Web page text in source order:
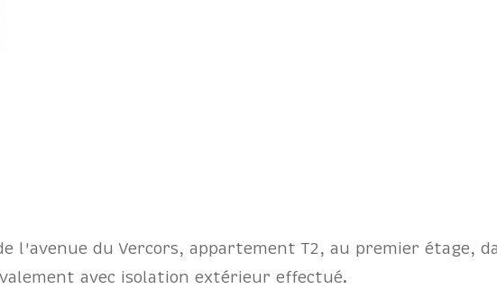
l'avenue du Vercors, appartement T2, au premier étage,
avec isolation extérieur effectué.